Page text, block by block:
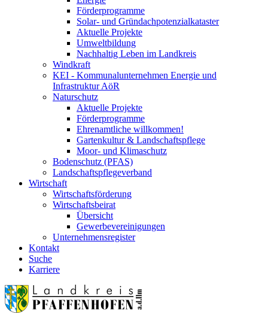
Förderprogramme
Solar- und Gründachpotenzialkataster
Aktuelle Projekte
Umweltbildung
Nachhaltig Leben im Landkreis
Windkraft
KEI - Kommunalunternehmen Energie und
Infrastruktur AöR
Naturschutz
Aktuelle Projekte
Förderprogramme
Ehrenamtliche willkommen!
Gartenkultur & Landschaftspflege
Moor- und Klimaschutz
Bodenschutz (PFAS)
Landschaftspflegeverband
Wirtschaft
Wirtschaftsförderung
Wirtschaftsbeirat
Übersicht
Gewerbevereinigungen
Unternehmensregister
Kontakt
Suche
Karriere